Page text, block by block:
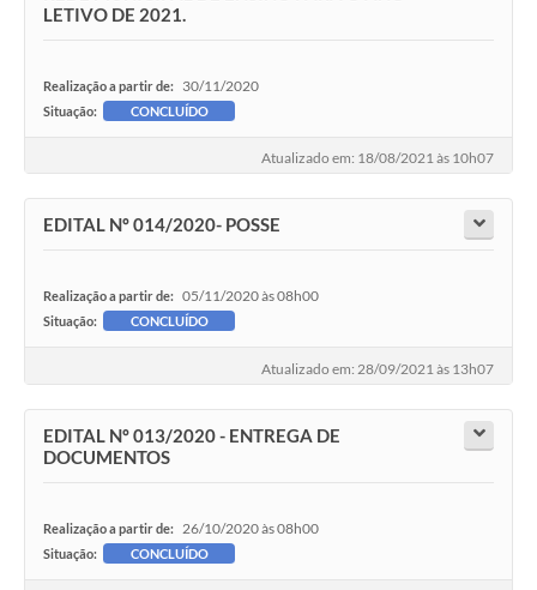
LETIVO DE 2021.
Realização a partir de: 30/11/2020
Situação: CONCLUÍDO
Atualizado em: 18/08/2021 às 10h07
EDITAL Nº 014/2020- POSSE
Realização a partir de: 05/11/2020 às 08h00
Situação: CONCLUÍDO
Atualizado em: 28/09/2021 às 13h07
EDITAL Nº 013/2020 - ENTREGA DE
DOCUMENTOS
Realização a partir de: 26/10/2020 às 08h00
Situação: CONCLUÍDO